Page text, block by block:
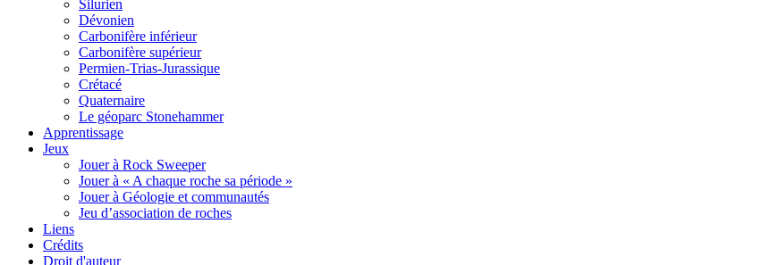
Silurien
Dévonien
Carbonifère inférieur
Carbonifère supérieur
Permien-Trias-Jurassique
Crétacé
Quaternaire
Le géoparc Stonehammer
Apprentissage
Jeux
Jouer à Rock Sweeper
Jouer à « A chaque roche sa période »
Jouer à Géologie et communautés
Jeu d’association de roches
Liens
Crédits
Droit d'auteur